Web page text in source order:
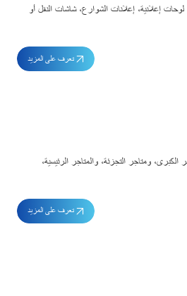
إعلانية، إعلانات الشوارع، شاشات النقل أو
تعرف على المزيد
الكبرى، ومتاجر التجزئة، والمتاجر الرئيسية،
تعرف على المزيد